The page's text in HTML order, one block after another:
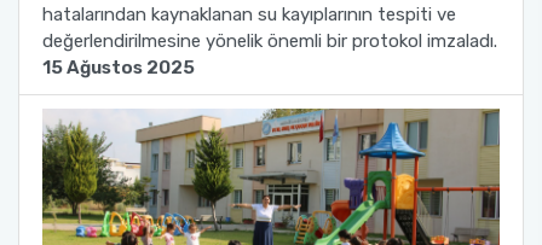
hatalarından kaynaklanan su kayıplarının tespiti ve
değerlendirilmesine yönelik önemli bir protokol imzaladı.
15 Ağustos 2025